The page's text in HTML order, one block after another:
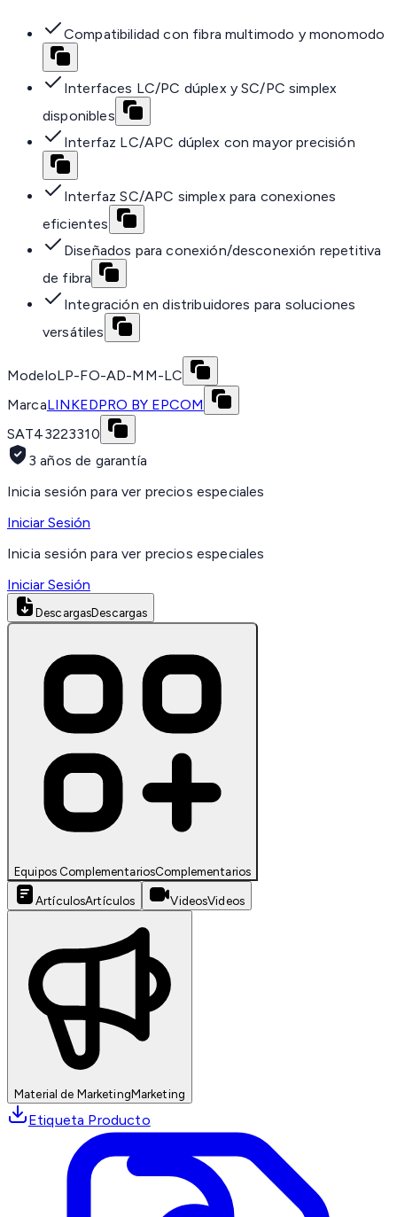
Compatibilidad con fibra multimodo y monomodo
Interfaces LC/PC dúplex y SC/PC simplex
disponibles
Interfaz LC/APC dúplex con mayor precisión
Interfaz SC/APC simplex para conexiones
eficientes
Diseñados para conexión/desconexión repetitiva
de fibra
Integración en distribuidores para soluciones
versátiles
ModeloLP-FO-AD-MM-LC
MarcaLINKEDPRO BY EPCOM
SAT43223310
3 años de garantía
Inicia sesión para ver precios especiales
Iniciar Sesión
Inicia sesión para ver precios especiales
Iniciar Sesión
DescargasDescargas
Equipos ComplementariosComplementarios
ArtículosArtículos VideosVideos
Material de MarketingMarketing
Etiqueta Producto